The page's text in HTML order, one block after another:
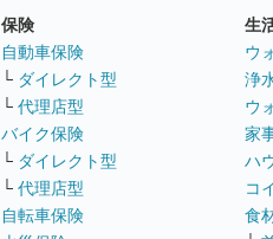
保険
自動車保険
└ ダイレクト型
└ 代理店型
バイク保険
└ ダイレクト型
└ 代理店型
自転車保険
生
ウ
浄
ウ
家
ハ
コ
食